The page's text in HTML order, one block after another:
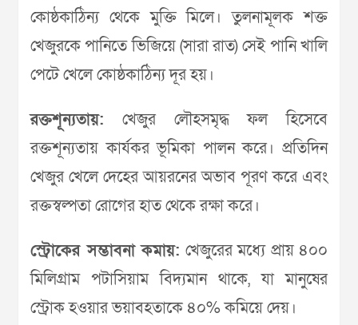
কোষ্ঠকাঠিন্য থেকে মুক্তি মিলে। তুলনামূলক শক্ত
খেজুরকে পানিতে ভিজিয়ে (সারা রাত) সেই পানি খালি
পেটে খেলে কোষ্ঠকাঠিন্য দূর হয়।
রক্তশূন্যতায়: খেজুর লৌহসমৃদ্ধ ফল হিসেবে
রক্তশূন্যতায় কার্যকর ভূমিকা পালন করে। প্রতিদিন
খেজুর খেলে দেহের আয়রনের অভাব পূরণ করে এবং
রক্তস্বল্পতা রোগের হাত থেকে রক্ষা করে।
স্ট্রোকের সম্ভাবনা কমায়: খেজুরের মধ্যে প্রায় ৪০০
মিলিগ্রাম পটাসিয়াম বিদ্যমান থাকে, যা মানুষের
স্ট্রোক হওয়ার ভয়াবহতাকে ৪০% কমিয়ে দেয়।